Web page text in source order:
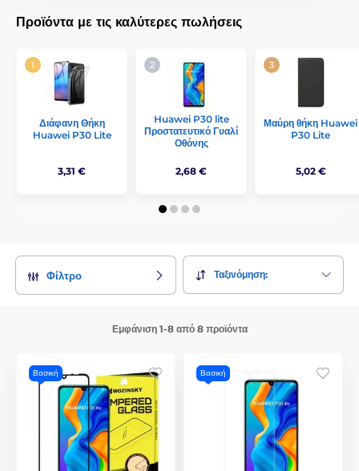
Προϊόντα με τις καλύτερες πωλήσεις
Διάφανη Θήκη
Huawei P30 Lite
3,31 €
Huawei P30 lite
Προστατευτικό Γυαλί
Οθόνης
2,68 €
Μαύρη θήκη Huawei
P30 Lite
5,02 €
Φίλτρο Ταξινόμηση:
Εμφάνιση 1-8 από 8 προϊόντα
Βασική Βασική